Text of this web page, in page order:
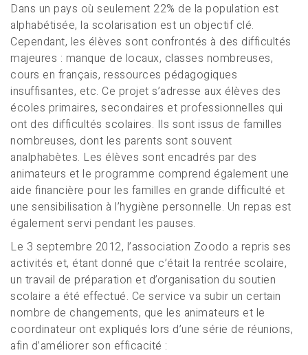
Dans un pays où seulement 22% de la population est
alphabétisée, la scolarisation est un objectif clé.
Cependant, les élèves sont confrontés à des difficultés
majeures : manque de locaux, classes nombreuses,
cours en français, ressources pédagogiques
insuffisantes, etc. Ce projet s’adresse aux élèves des
écoles primaires, secondaires et professionnelles qui
ont des difficultés scolaires. Ils sont issus de familles
nombreuses, dont les parents sont souvent
analphabètes. Les élèves sont encadrés par des
animateurs et le programme comprend également une
aide financière pour les familles en grande difficulté et
une sensibilisation à l’hygiène personnelle. Un repas est
également servi pendant les pauses.
Le 3 septembre 2012, l’association Zoodo a repris ses
activités et, étant donné que c’était la rentrée scolaire,
un travail de préparation et d’organisation du soutien
scolaire a été effectué. Ce service va subir un certain
nombre de changements, que les animateurs et le
coordinateur ont expliqués lors d’une série de réunions,
afin d’améliorer son efficacité :